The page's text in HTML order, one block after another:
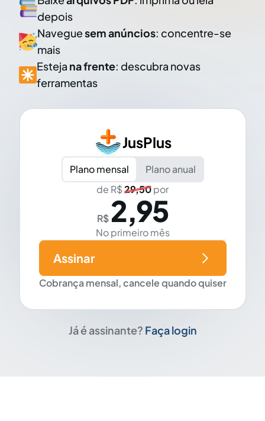
depois
Navegue
mais
Esteja
ferramentas
JusPlus
Plano mensal
Plano anual
de R$29,50por
2,95
No primeiro mês
Cobrança mensal, cancele quando quiser